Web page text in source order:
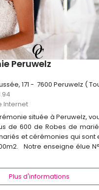
Peruwelz
171 - 7600 Peruwelz (
Internet
située à Peruwelz,
de 600 de Robes de
et cérémonies qui sont
Notre enseigne élue
Plus d'informations